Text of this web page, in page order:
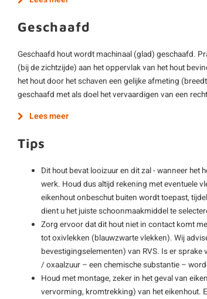
Geschaafd
Geschaafd hout wordt machinaal (glad) geschaafd.
(bij de zichtzijde) aan het oppervlak van het hout
het hout door het schaven een gelijke afmeting
geschaafd met als doel het vervaardigen van een
Lees meer
Tips
Dit hout bevat looizuur en dit zal - wanneer
werk. Houd dus altijd rekening met eventuele
eikenhout onbeschut buiten wordt toepast,
dient u het juiste schoonmaakmiddel te
Zorg ervoor dat dit hout niet in contact komt
tot oxivlekken (blauwzwarte vlekken). Wij
bevestigingselementen) van RVS. Is er
/ oxaalzuur – een chemische substantie –
Houd met montage, zeker in het geval van
vervorming, kromtrekking) van het eikenhout.